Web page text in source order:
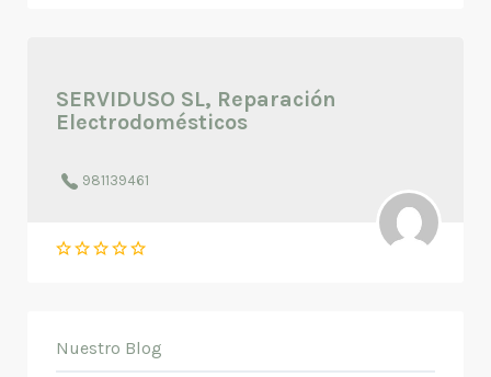
SERVIDUSO SL, Reparación
Electrodomésticos
981139461
Nuestro Blog